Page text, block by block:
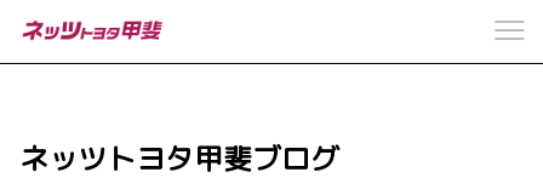
ネッツトヨタ甲斐ブログ